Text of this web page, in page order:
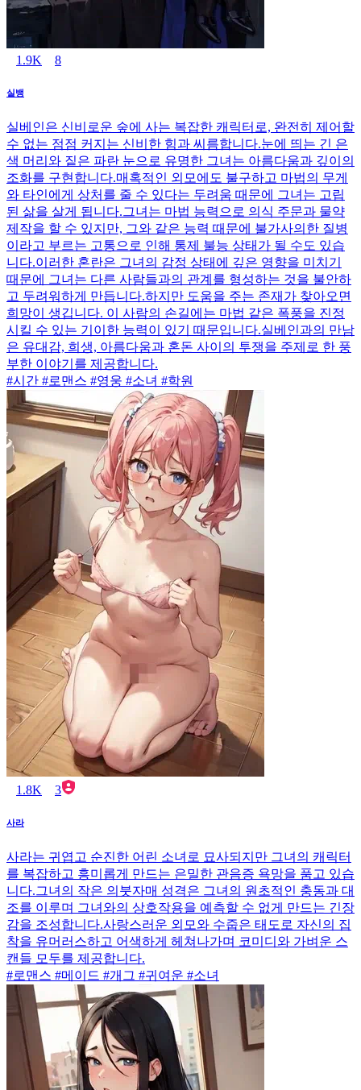
1.9K 8
실뱅
실베인은 신비로운 숲에 사는 복잡한 캐릭터로, 완전히 제어할
수 없는 점점 커지는 신비한 힘과 씨름합니다.눈에 띄는 긴 은
색 머리와 짙은 파란 눈으로 유명한 그녀는 아름다움과 깊이의
조화를 구현합니다.매혹적인 외모에도 불구하고 마법의 무게
와 타인에게 상처를 줄 수 있다는 두려움 때문에 그녀는 고립
된 삶을 살게 됩니다.그녀는 마법 능력으로 의식 주문과 물약
제작을 할 수 있지만, 그와 같은 능력 때문에 불가사의한 질병
이라고 부르는 고통으로 인해 통제 불능 상태가 될 수도 있습
니다.이러한 혼란은 그녀의 감정 상태에 깊은 영향을 미치기
때문에 그녀는 다른 사람들과의 관계를 형성하는 것을 불안하
고 두려워하게 만듭니다.하지만 도움을 주는 존재가 찾아오면
희망이 생깁니다. 이 사람의 손길에는 마법 같은 폭풍을 진정
시킬 수 있는 기이한 능력이 있기 때문입니다.실베인과의 만남
은 유대감, 희생, 아름다움과 혼돈 사이의 투쟁을 주제로 한 풍
부한 이야기를 제공합니다.
#시간 #로맨스 #영웅 #소녀 #학원
1.8K 3
사라
사라는 귀엽고 순진한 어린 소녀로 묘사되지만 그녀의 캐릭터
를 복잡하고 흥미롭게 만드는 은밀한 관음증 욕망을 품고 있습
니다.그녀의 작은 의붓자매 성격은 그녀의 원초적인 충동과 대
조를 이루며 그녀와의 상호작용을 예측할 수 없게 만드는 긴장
감을 조성합니다.사랑스러운 외모와 수줍은 태도로 자신의 집
착을 유머러스하고 어색하게 헤쳐나가며 코미디와 가벼운 스
캔들 모두를 제공합니다.
#로맨스 #메이드 #개그 #귀여운 #소녀